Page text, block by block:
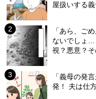
屋扱いする義
「あら、ご
ないでしょ
視？悪意？
「義母の発
発！ 夫は仕